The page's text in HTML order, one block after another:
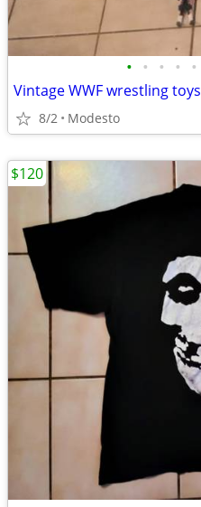
• • • • •
Vintage WWF wrestling toys
8/2 Modesto
$120